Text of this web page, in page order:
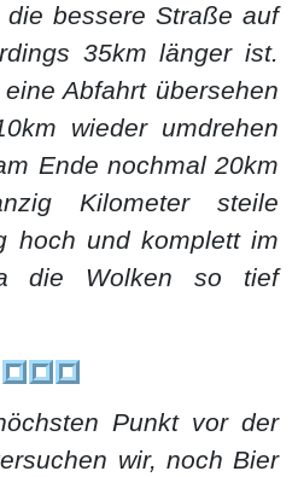
bessere Straße auf
35km länger ist.
Abfahrt übersehen
wieder umdrehen
Ende nochmal 20km
Kilometer steile
hoch und komplett im
die Wolken so tief
Punkt vor der
wir, noch Bier